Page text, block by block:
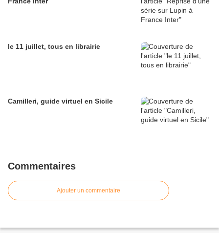
le 11 juillet, tous en librairie
Camilleri, guide virtuel en Sicile
Commentaires
Ajouter un commentaire